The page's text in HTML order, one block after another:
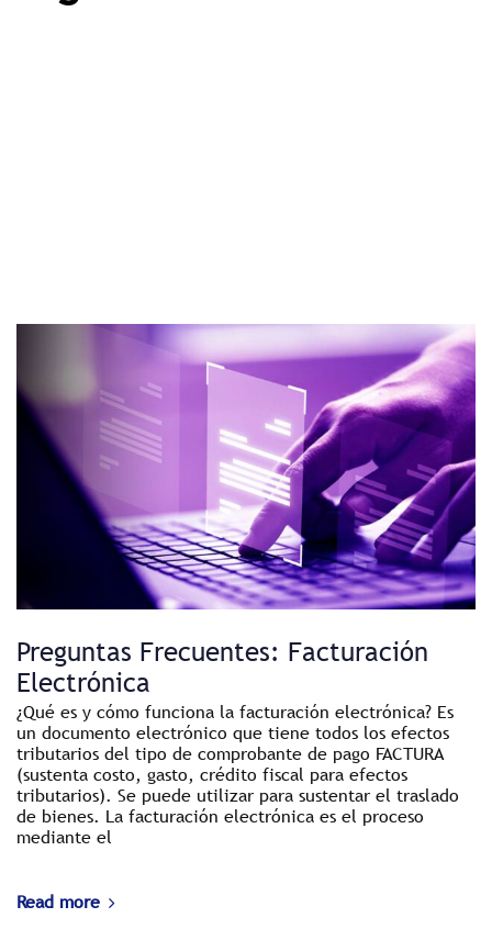
Preguntas Frecuentes: Facturación
Electrónica
¿Qué es y cómo funciona la facturación electrónica? Es
un documento electrónico que tiene todos los efectos
tributarios del tipo de comprobante de pago FACTURA
(sustenta costo, gasto, crédito fiscal para efectos
tributarios). Se puede utilizar para sustentar el traslado
de bienes. La facturación electrónica es el proceso
mediante el
Read more